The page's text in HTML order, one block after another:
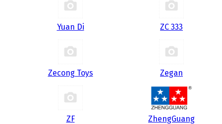
Yuan Di ZC 333
Zecong Toys Zegan
ZF ZhengGuang